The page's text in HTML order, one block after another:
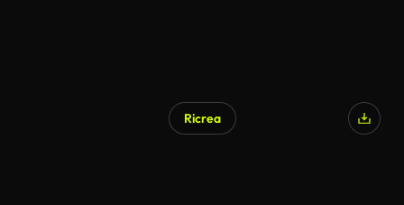
Ricrea